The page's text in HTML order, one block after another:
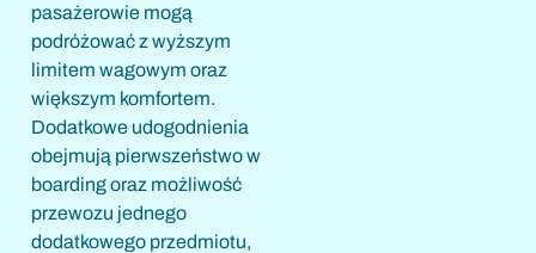
pasażerowie mogą
podróżować z wyższym
limitem wagowym oraz
większym komfortem.
Dodatkowe udogodnienia
obejmują pierwszeństwo w
boarding oraz możliwość
przewozu jednego
dodatkowego przedmiotu,